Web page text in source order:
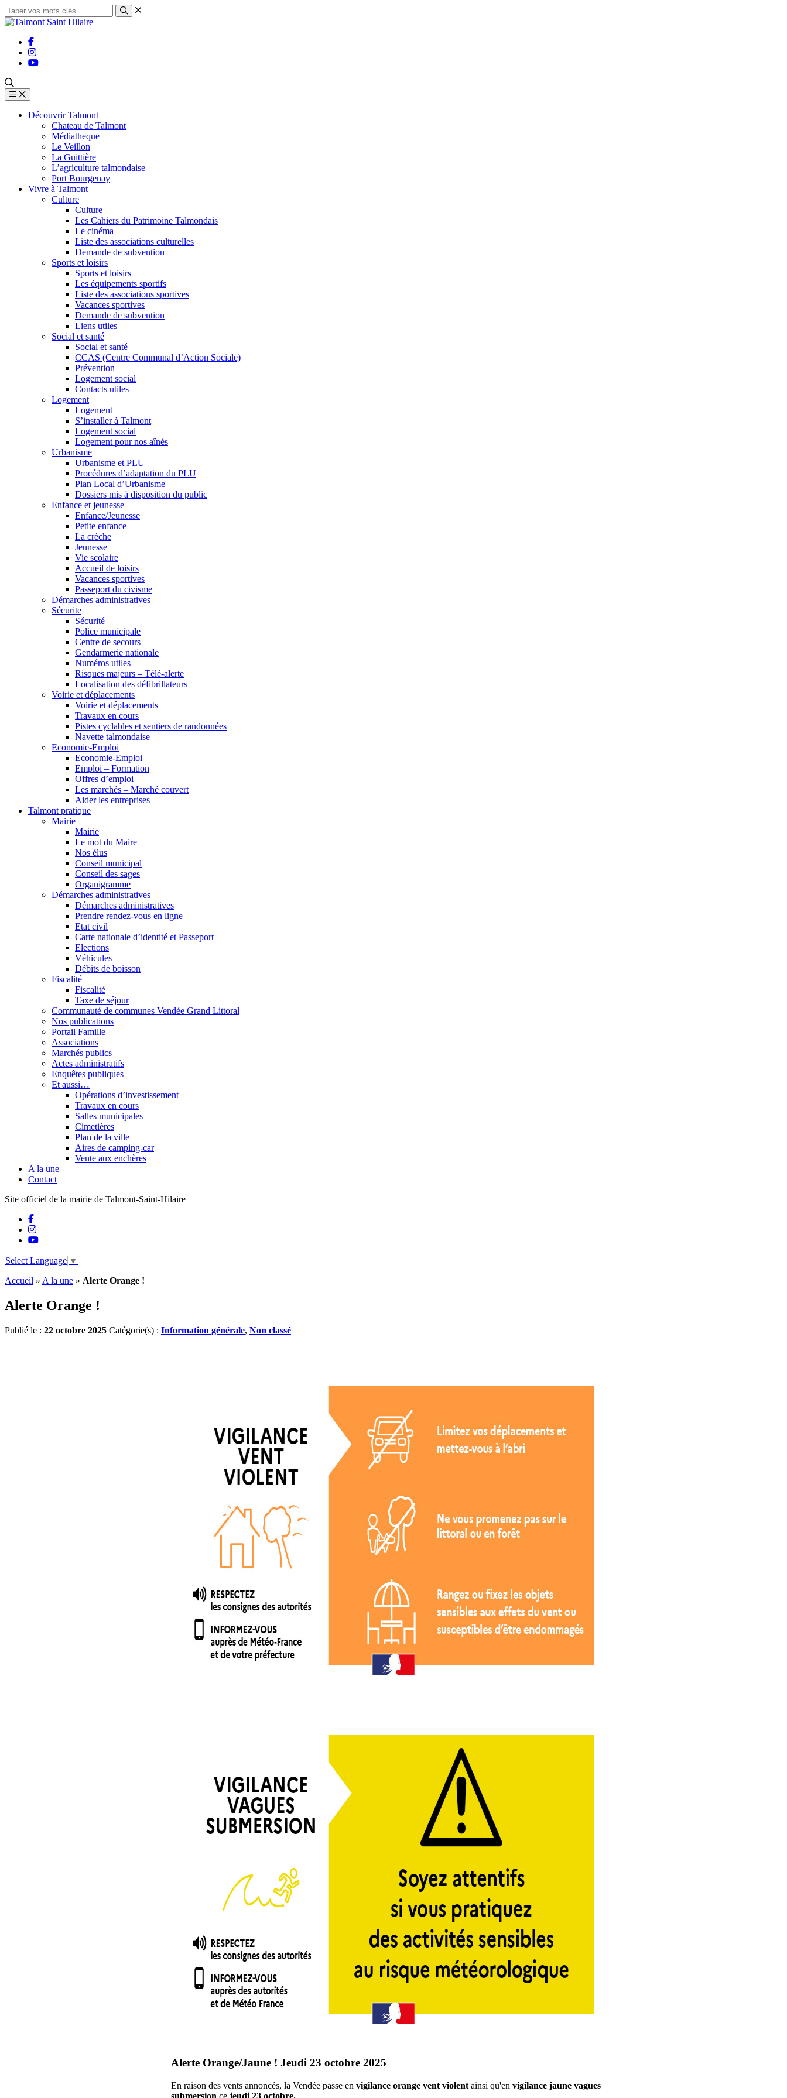
Découvrir Talmont
Chateau de Talmont
Médiatheque
Le Veillon
La Guittière
L’agriculture talmondaise
Port Bourgenay
Vivre à Talmont
Culture
Culture
Les Cahiers du Patrimoine Talmondais
Le cinéma
Liste des associations culturelles
Demande de subvention
Sports et loisirs
Sports et loisirs
Les équipements sportifs
Liste des associations sportives
Vacances sportives
Demande de subvention
Liens utiles
Social et santé
Social et santé
CCAS (Centre Communal d’Action Sociale)
Prévention
Logement social
Contacts utiles
Logement
Logement
S’installer à Talmont
Logement social
Logement pour nos aînés
Urbanisme
Urbanisme et PLU
Procédures d’adaptation du PLU
Plan Local d’Urbanisme
Dossiers mis à disposition du public
Enfance et jeunesse
Enfance/Jeunesse
Petite enfance
La crèche
Jeunesse
Vie scolaire
Accueil de loisirs
Vacances sportives
Passeport du civisme
Démarches administratives
Sécurite
Sécurité
Police municipale
Centre de secours
Gendarmerie nationale
Numéros utiles
Risques majeurs – Télé-alerte
Localisation des défibrillateurs
Voirie et déplacements
Voirie et déplacements
Travaux en cours
Pistes cyclables et sentiers de randonnées
Navette talmondaise
Economie-Emploi
Economie-Emploi
Emploi – Formation
Offres d’emploi
Les marchés – Marché couvert
Aider les entreprises
Talmont pratique
Mairie
Mairie
Le mot du Maire
Nos élus
Conseil municipal
Conseil des sages
Organigramme
Démarches administratives
Démarches administratives
Prendre rendez-vous en ligne
Etat civil
Carte nationale d’identité et Passeport
Elections
Véhicules
Débits de boisson
Fiscalité
Fiscalité
Taxe de séjour
Communauté de communes Vendée Grand Littoral
Nos publications
Portail Famille
Associations
Marchés publics
Actes administratifs
Enquêtes publiques
Et aussi…
Opérations d’investissement
Travaux en cours
Salles municipales
Cimetières
Plan de la ville
Aires de camping-car
Vente aux enchères
A la une
Contact
Site officiel de la mairie de Talmont-Saint-Hilaire
Select Language ▼
Accueil » A la une » Alerte Orange !
Alerte Orange !
Publié le : 22 octobre 2025 Catégorie(s) : Information générale, Non classé
Alerte Orange/Jaune ! Jeudi 23 octobre 2025
En raison des vents annoncés, la Vendée passe en vigilance orange vent violent ainsi qu'en vigilance jaune vagues
submersion ce jeudi 23 octobre.